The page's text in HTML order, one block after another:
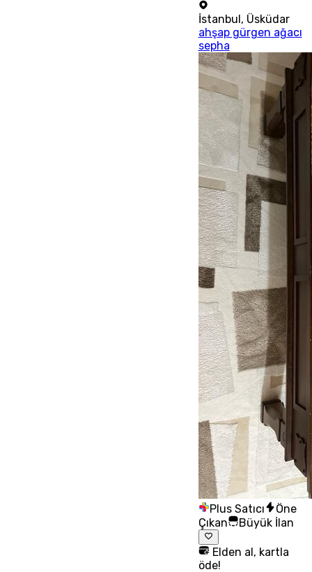
İstanbul, Üsküdar
ahşap gürgen ağacı
sepha
Plus Satıcı
Öne
Çıkan
Büyük İlan
Elden al, kartla
öde!